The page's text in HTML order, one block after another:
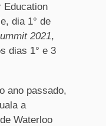
Education
dia 1° de
2021,
dias 1° e 3
ano passado,
a
Waterloo